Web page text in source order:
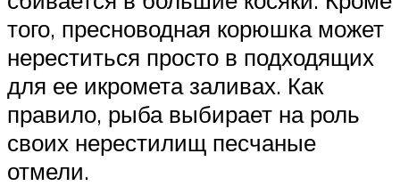
того, пресноводная корюшка может
нереститься просто в подходящих
для ее икромета заливах. Как
правило, рыба выбирает на роль
своих нерестилищ песчаные
отмели.